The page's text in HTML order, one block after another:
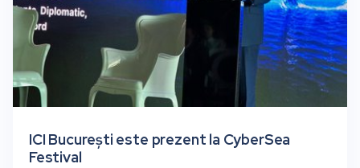
ICI București este prezent la CyberSea
Festival